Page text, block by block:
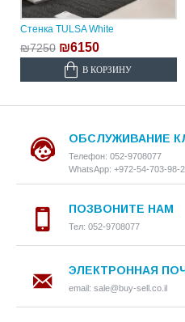
Стенка TULSA White
₪7250 ₪6150
В КОРЗИНУ
ОБСЛУЖИВАНИЕ
Телефон: 052-9708077
WhatsApp: +972-54-703-98-
ПОЗВОНИТЕ НАМ
Тел: 052-9708077
ЭЛЕКТРОННАЯ
email: sale@buy-sell.co.il